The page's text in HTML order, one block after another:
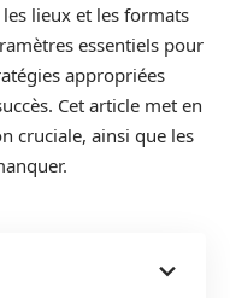
lieux et les formats
essentiels pour
appropriées
Cet article met en
cruciale, ainsi que les